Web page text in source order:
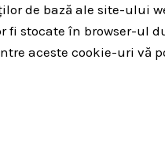
de bază ale site-ului
stocate în browser-ul
aceste cookie-uri vă